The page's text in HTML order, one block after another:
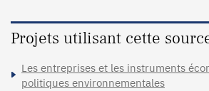
Projets utilisant cette
Les entreprises et les instruments
politiques environnementales